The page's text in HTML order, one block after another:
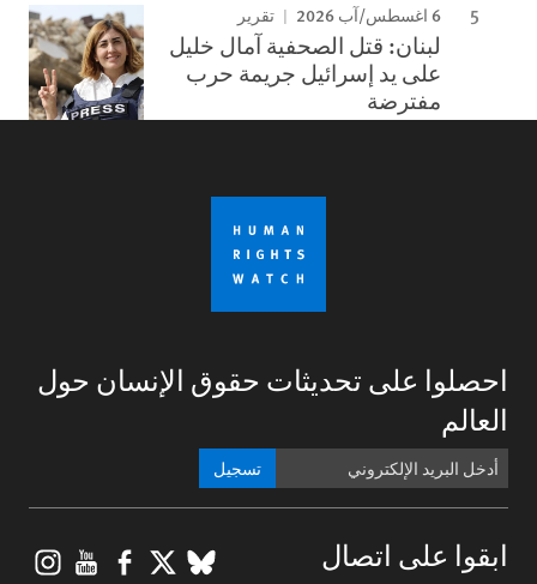
6 اغسطس/آب 2026 تقرير
لبنان: قتل الصحفية آمال خليل
على يد إسرائيل جريمة حرب
مفترضة
احصلوا على تحديثات حقوق الإنسان حول
العالم
تسجيل
ابقوا على اتصال BlueSky
X